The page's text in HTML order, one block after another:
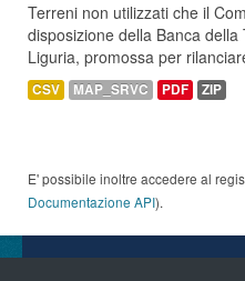
Terreni non utilizzati che il
disposizione della Banca
Liguria, promossa per
CSV MAP_SRVC PDF ZIP
E' possibile inoltre accedere al
Documentazione API).